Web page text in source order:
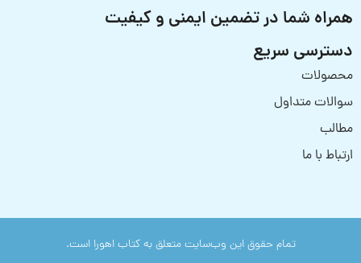
همراه شما در تضمین ایمنی و کیفیت
دسترسی سریع
محصولات
سوالات متداول
مطالب
ارتباط با ما
تمام حقوق این وب‌سایت متعلق به کتاب اهورا است.